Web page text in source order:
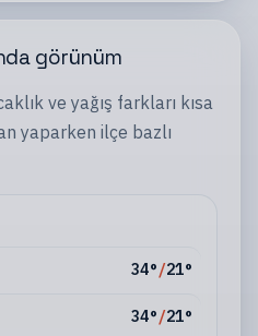
görünüm
ve yağış farkları kısa
yaparken ilçe bazlı
34°/21°
34°/21°